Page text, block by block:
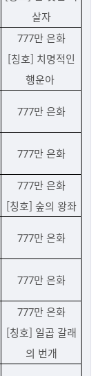
살자
777만 은화
[칭호] 치명적인
행운아
777만 은화
777만 은화
777만 은화
[칭호] 숲의 왕좌
777만 은화
777만 은화
777만 은화
[칭호] 일곱 갈래
의 번개